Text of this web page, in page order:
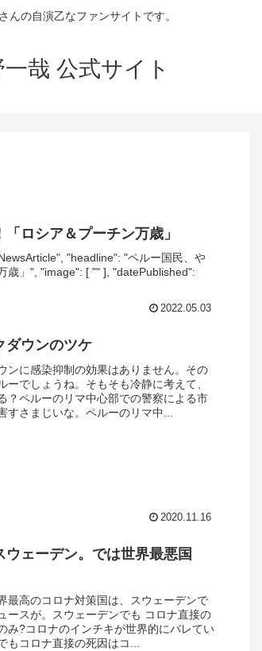
んの自演乙なファンサイトです。
一哉 公式サイト
ロシア＆プーチン万歳」
"headline": "ペルー国民、や
歳」", "image": [ "" ], "datePublished":
2022.05.03
ダウンのツケ
ンに感染抑制の効果はありません。その
ーでしょうね。そもそも冷静に考えて、
？ペルーのリマ中心部での警察による市
すさまじいな。ペルーのリマ中...
2020.11.16
ウェーデン。では世界最悪国
最高のコロナ対策国は、スウェーデンで
ースが。スウェーデンでも コロナ直接の
み?コロナのインチキが世界的にバレてい
もコロナ直接の死因はコ...